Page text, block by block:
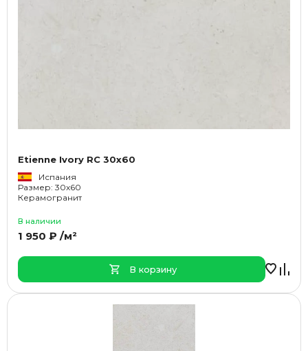
Etienne Ivory RC 30x60
Испания
Размер: 30x60
Керамогранит
В наличии
1 950 ₽ /м²
В корзину